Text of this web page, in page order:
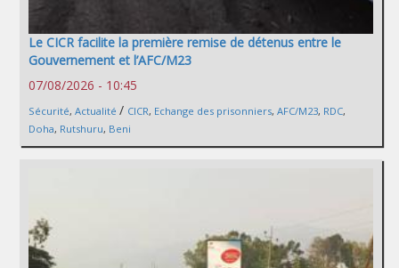
Le CICR facilite la première remise de détenus entre le
Gouvernement et l’AFC/M23
07/08/2026 - 10:45
Sécurité, Actualité / CICR, Echange des prisonniers, AFC/M23, RDC,
Doha, Rutshuru, Beni